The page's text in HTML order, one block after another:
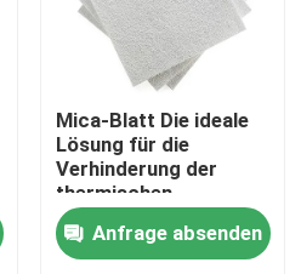
Mica-Blatt Die ideale
Lösung für die
Verhinderung der
thermischen
Ausrottung der EV-
BatterieAnfrage absenden